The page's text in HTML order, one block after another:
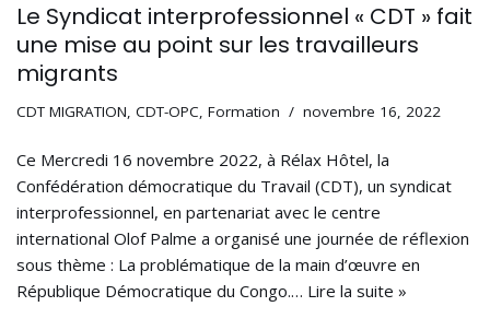
Le Syndicat interprofessionnel « CDT » fait
une mise au point sur les travailleurs
migrants
CDT MIGRATION, CDT-OPC, Formation novembre 16, 2022
Ce Mercredi 16 novembre 2022, à Rélax Hôtel, la
Confédération démocratique du Travail (CDT), un syndicat
interprofessionnel, en partenariat avec le centre
international Olof Palme a organisé une journée de réflexion
sous thème : La problématique de la main d’œuvre en
République Démocratique du Congo.… Lire la suite »